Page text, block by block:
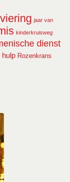
jaar van
kinderkruisweg
dienst
hulp Rozenkrans